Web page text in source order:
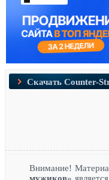
Скачать Counter-
Внимание!